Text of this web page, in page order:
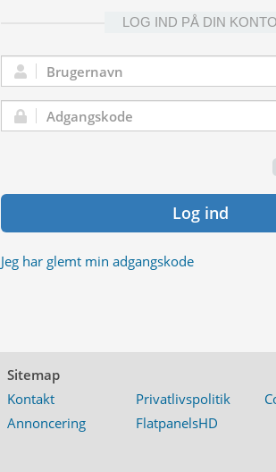
LOG IND PÅ DIN KONTO
Brugernavn:
Adgangskode:
Log ind
Jeg har glemt min adgangskode
Sitemap
Kontakt
Privatlivspolitik
Annoncering
FlatpanelsHD